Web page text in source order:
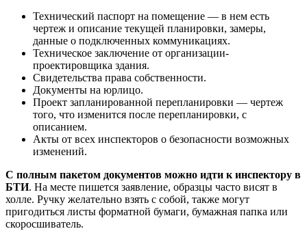
Технический паспорт на помещение — в нем есть
чертеж и описание текущей планировки, замеры,
данные о подключенных коммуникациях.
Техническое заключение от организации-
проектировщика здания.
Свидетельства права собственности.
Документы на юрлицо.
Проект запланированной перепланировки — чертеж
того, что изменится после перепланировки, с
описанием.
Акты от всех инспекторов о безопасности возможных
изменений.
С полным пакетом документов можно идти к инспектору в
БТИ. На месте пишется заявление, образцы часто висят в
холле. Ручку желательно взять с собой, также могут
пригодиться листы форматной бумаги, бумажная папка или
скоросшиватель.